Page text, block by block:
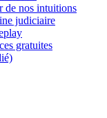
de nos intuitions
judiciaire
gratuites